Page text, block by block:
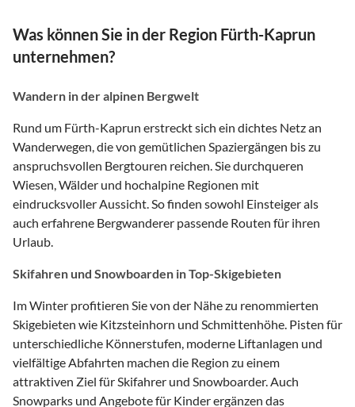
Was können Sie in der Region Fürth-Kaprun
unternehmen?
Wandern in der alpinen Bergwelt
Rund um Fürth-Kaprun erstreckt sich ein dichtes Netz an
Wanderwegen, die von gemütlichen Spaziergängen bis zu
anspruchsvollen Bergtouren reichen. Sie durchqueren
Wiesen, Wälder und hochalpine Regionen mit
eindrucksvoller Aussicht. So finden sowohl Einsteiger als
auch erfahrene Bergwanderer passende Routen für ihren
Urlaub.
Skifahren und Snowboarden in Top-Skigebieten
Im Winter profitieren Sie von der Nähe zu renommierten
Skigebieten wie Kitzsteinhorn und Schmittenhöhe. Pisten für
unterschiedliche Könnerstufen, moderne Liftanlagen und
vielfältige Abfahrten machen die Region zu einem
attraktiven Ziel für Skifahrer und Snowboarder. Auch
Snowparks und Angebote für Kinder ergänzen das